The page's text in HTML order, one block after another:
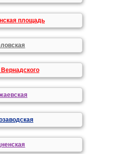
площадь
Вернадского